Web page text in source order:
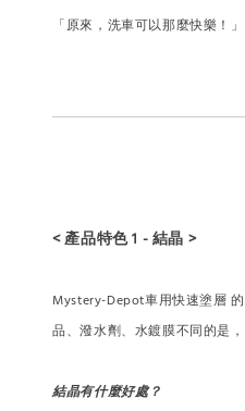
「原來，洗車可以那麼快樂！」
< 產品特色 1 - 結晶 >
Mystery-Depot車用快速塗層
品、潑水劑、水鍍膜不同的是
結晶有什麼好處？